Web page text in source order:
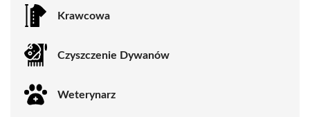
Krawcowa
Czyszczenie Dywanów
Weterynarz